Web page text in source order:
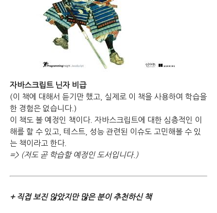
자바스크립트 닌자 비급
(이 책에 대해서 듣기만 했고, 실제로 이 책을 사용하여 학습을
한 경험은 없습니다.)
이 책도 볼 예정인 책이다. 자바스크립트에 대한 심층적인 이
해를 할 수 있고, 테스트, 성능 관련된 이슈도 고민해볼 수 있
는 책이라고 한다.
=> (저도 곧 학습할 예정인 도서입니다.)
+ 직접 보진 않았지만 많은 분이 추천하신 책